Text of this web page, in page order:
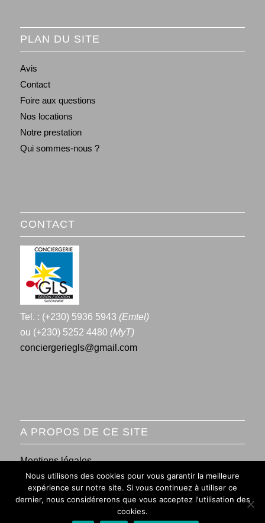
PLAN DU SITE
Avis
Contact
Foire aux questions
Nos locations
Notre prestation
Qui sommes-nous ?
CONTACT
Tel. : (+230) 5936 5943 (Emtel)
ou (+230) 5252 4480 (MyT)
conciergeriegls@gmail.com
A PROPOS DE CE SITE
Mentions légales
Conditions générales de vente
Nous utilisons des cookies pour vous garantir la meilleure
expérience sur notre site. Si vous continuez à utiliser ce
dernier, nous considérerons que vous acceptez l'utilisation des
cookies.